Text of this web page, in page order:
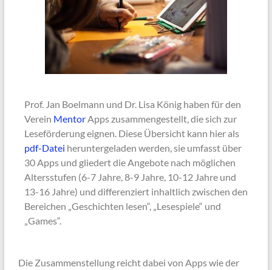
Prof. Jan Boelmann und Dr. Lisa König haben für den
Verein MentorApps zusammengestellt, die sich zur
Leseförderung eignen. Diese Übersicht kann hier als
pdf-Datei heruntergeladen werden, sie umfasst über
30 Apps und gliedert die Angebote nach möglichen
Altersstufen (6-7 Jahre, 8-9 Jahre, 10-12 Jahre und
13-16 Jahre) und differenziert inhaltlich zwischen den
Bereichen „Geschichten lesen“, „Lesespiele“ und
„Games“.
Die Zusammenstellung reicht dabei von Apps wie der